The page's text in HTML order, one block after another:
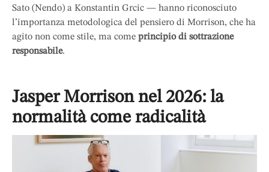
Sato (Nendo) a Konstantin Grcic — hanno riconosciuto
l’importanza metodologica del pensiero di Morrison, che ha
agito non come stile, ma come principio di sottrazione
responsabile.
Jasper Morrison nel 2026: la
normalità come radicalità